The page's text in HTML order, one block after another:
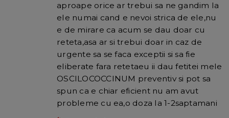
aproape orice ar trebui sa ne gandim la
ele numai cand e nevoi strica de ele,nu
e de mirare ca acum se dau doar cu
reteta,asa ar si trebui doar in caz de
urgente sa se faca exceptii si sa fie
eliberate fara retetaeu ii dau fetitei mele
OSCILOCOCCINUM preventiv si pot sa
spun ca e chiar eficient nu am avut
probleme cu ea,o doza la 1-2saptamani